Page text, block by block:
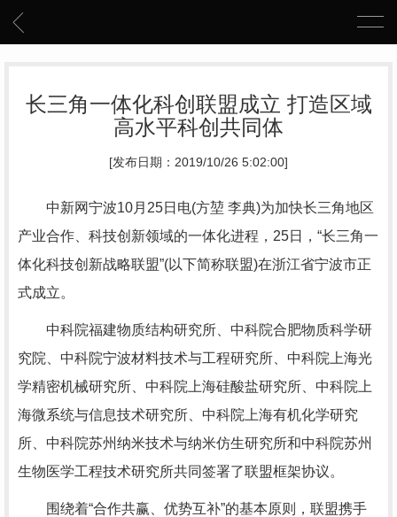
长三角一体化科创联盟成立 打造区域
高水平科创共同体
[发布日期：2019/10/26 5:02:00]
中新网宁波10月25日电(方堃 李典)为加快长三角地区
产业合作、科技创新领域的一体化进程，25日，“长三角一
体化科技创新战略联盟”(以下简称联盟)在浙江省宁波市正
式成立。
中科院福建物质结构研究所、中科院合肥物质科学研
究院、中科院宁波材料技术与工程研究所、中科院上海光
学精密机械研究所、中科院上海硅酸盐研究所、中科院上
海微系统与信息技术研究所、中科院上海有机化学研究
所、中科院苏州纳米技术与纳米仿生研究所和中科院苏州
生物医学工程技术研究所共同签署了联盟框架协议。
围绕着“合作共赢、优势互补”的基本原则，联盟携手